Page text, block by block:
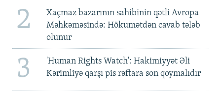
2
Xaçmaz bazarının sahibinin qətli Avropa
Məhkəməsində: Hökumətdən cavab tələb
olunur
3
'Human Rights Watch': Hakimiyyət Əli
Kərimliyə qarşı pis rəftara son qoymalıdır